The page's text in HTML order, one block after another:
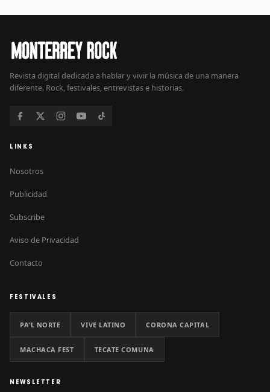
Revista digital dedicada a hablar y vivir la música de una manera
diferente. Rock, festivales, entrevistas e historias.
LINKS
Nosotros
Publicidad
Subscribe
Aviso de Privacidad
Contacto
FESTIVALES
PA'L NORTE VIVE LATINO CORONA CAPITAL
MACHACA FEST TECATE COMUNA
NEWSLETTER